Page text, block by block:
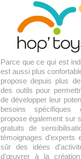
Parce que ce qui est
est aussi plus
propose depuis plus
des outils pour
de développer leur
besoins spécifiques
propose également sur
gratuits de
témoignages d'experts
sûr des idées
d'œuvrer à la